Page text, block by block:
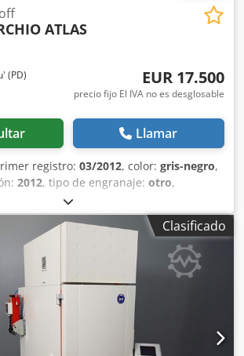
(PD)
ATLAS
EUR 17.500
precio fijo El IVA no es desglosable
Llamar
registro: 03/2012, color: gris-negro,
2012, tipo de engranaje: otro,
TÍTULO: REMOLQUE ATLAS DE
ARENADO Y REPINTADO REF: 25R02
2 Dkedpfewq Ey Rjx Aazjr DISTANCIA
LONGITUD MÁXIMA: 9,16 m ORIGEN:
DE CARGA: 16400 kg - REMOLQUE: 20000
DE EQUIPAMIENTO: de volcado
ATLAS ADR: sí CAPACIDAD DE
5,00 m + 0,20 m HASTA: 7,00 m + 0,20
FRENOS: de disco
70 R19.5 ACCESORIOS - 4 discos de
Clasificado